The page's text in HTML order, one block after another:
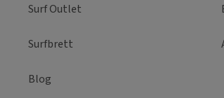
Surf Outlet
Surfbrett
Blog